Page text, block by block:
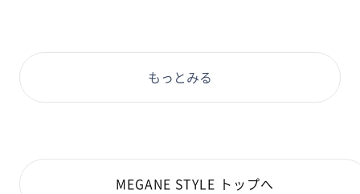
もっとみる
MEGANE STYLE トップへ